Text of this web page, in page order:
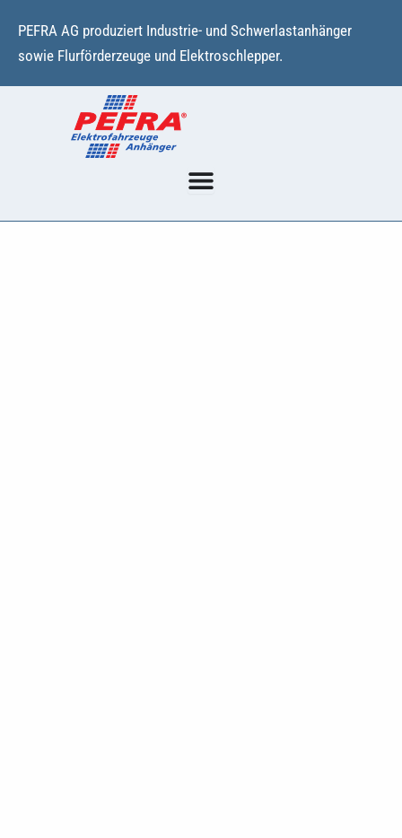
Inhalt
springen
PEFRA AG produziert Industrie- und Schwerlastanhänger
sowie Flurförderzeuge und Elektroschlepper.